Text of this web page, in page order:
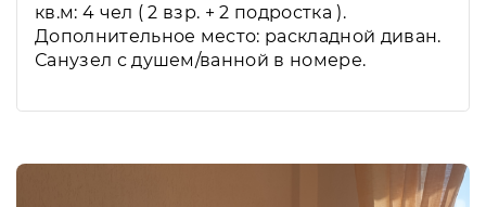
кв.м: 4 чел ( 2 взр. + 2 подростка ).
Дополнительное место: раскладной диван.
Санузел с душем/ванной в номере.